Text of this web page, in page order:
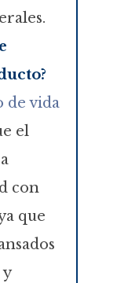
de vida
el
con
que
y